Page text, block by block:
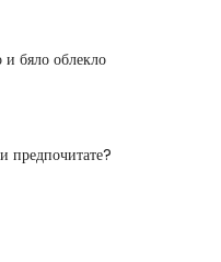
и бяло облекло
предпочитате?